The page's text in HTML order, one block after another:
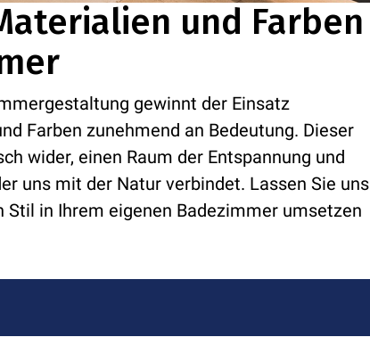
und Farben
gewinnt der Einsatz
Farben zunehmend an Bedeutung. Dieser
wider, einen Raum der Entspannung und
uns mit der Natur verbindet. Lassen Sie uns
Stil in Ihrem eigenen Badezimmer umsetzen